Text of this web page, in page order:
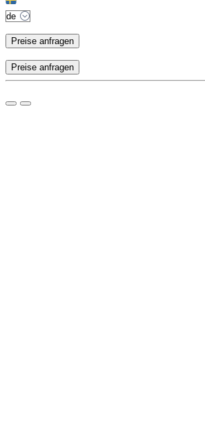
Preise anfragen
Preise anfragen